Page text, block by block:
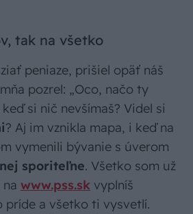
tak na všetko
peniaze, prišiel opäť náš
pozrel: „Oco, načo ty
si nič nevšímaš? Videl si
? Aj im vznikla mapa, i keď na
vymenili bývanie s úverom
sporiteľne. Všetko som už
www.pss.sk vyplníš
príde a všetko ti vysvetlí.